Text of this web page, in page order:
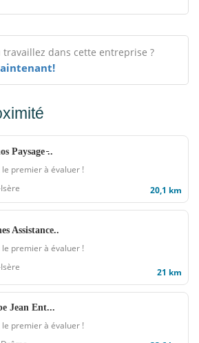
travaillez dans cette entreprise ?
Paysage ̵..
le premier à évaluer !
20,1 km
Assistance..
le premier à évaluer !
21 km
Jean Ent...
le premier à évaluer !